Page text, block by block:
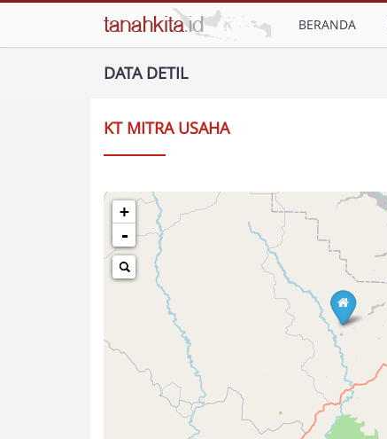
BERANDA
DATA DETIL
KT MITRA USAHA
+
-